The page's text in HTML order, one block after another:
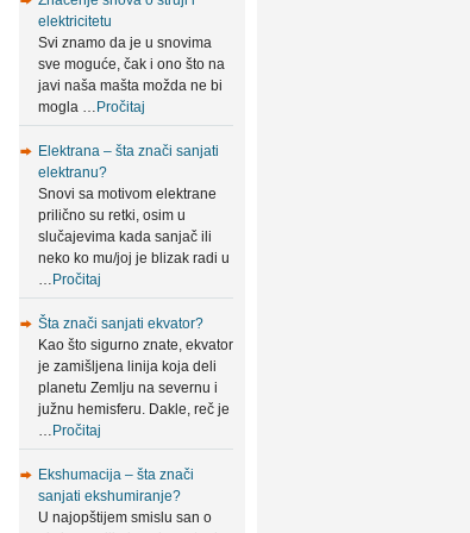
elektricitetu
Svi znamo da je u snovima
sve moguće, čak i ono što na
javi naša mašta možda ne bi
mogla … Pročitaj
Elektrana – šta znači sanjati
elektranu?
Snovi sa motivom elektrane
prilično su retki, osim u
slučajevima kada sanjač ili
neko ko mu/joj je blizak radi u
… Pročitaj
Šta znači sanjati ekvator?
Kao što sigurno znate, ekvator
je zamišljena linija koja deli
planetu Zemlju na severnu i
južnu hemisferu. Dakle, reč je
… Pročitaj
Ekshumacija – šta znači
sanjati ekshumiranje?
U najopštijem smislu san o